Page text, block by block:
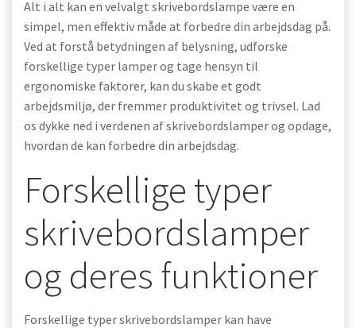
Alt i alt kan en velvalgt skrivebordslampe være en
simpel, men effektiv måde at forbedre din arbejdsdag på.
Ved at forstå betydningen af belysning, udforske
forskellige typer lamper og tage hensyn til
ergonomiske faktorer, kan du skabe et godt
arbejdsmiljø, der fremmer produktivitet og trivsel. Lad
os dykke ned i verdenen af skrivebordslamper og opdage,
hvordan de kan forbedre din arbejdsdag.
Forskellige typer
skrivebordslamper
og deres funktioner
Forskellige typer skrivebordslamper kan have